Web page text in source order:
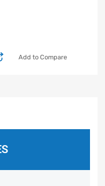
Add to Compare